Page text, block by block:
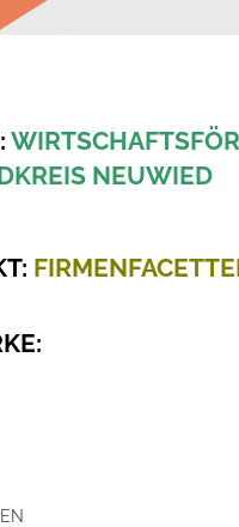
NEUWIED